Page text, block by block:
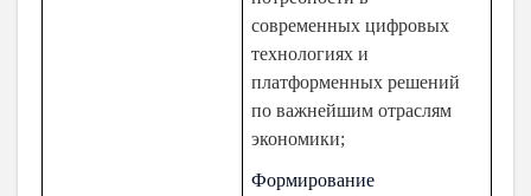
современных цифровых
технологиях и
платформенных решений
по важнейшим отраслям
экономики;
Формирование